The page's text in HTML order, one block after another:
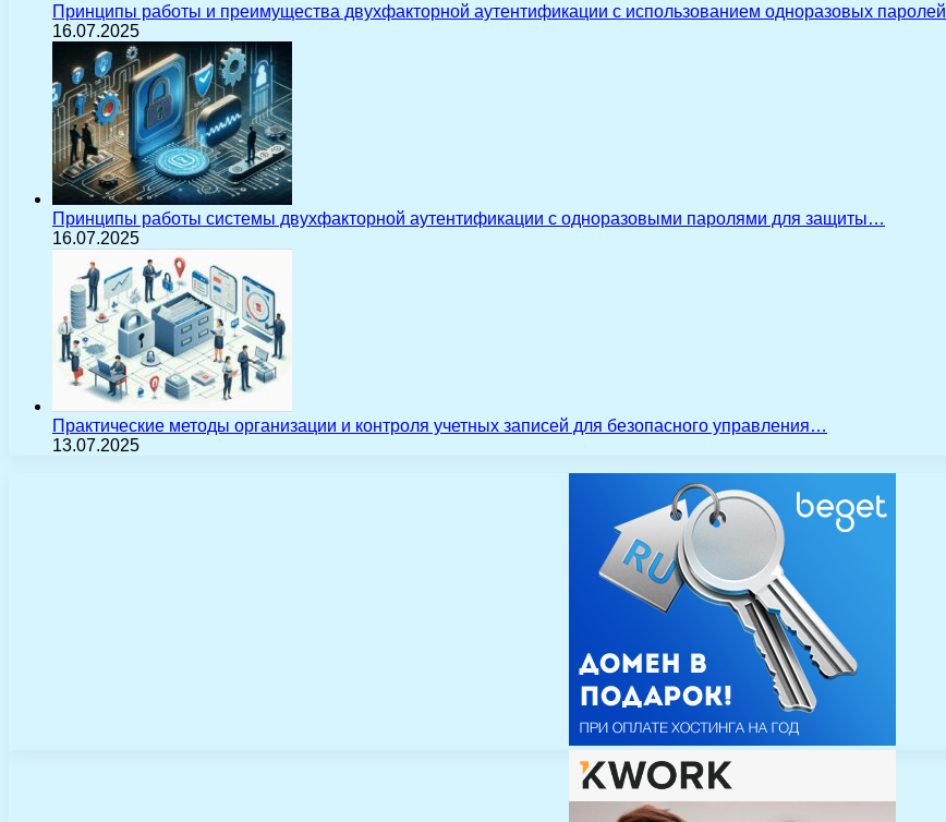
Принципы работы и преимущества двухфакторной аутентификации с использованием одноразовых паролей
16.07.2025
Принципы работы системы двухфакторной аутентификации с одноразовыми паролями для защиты…
16.07.2025
Практические методы организации и контроля учетных записей для безопасного управления…
13.07.2025